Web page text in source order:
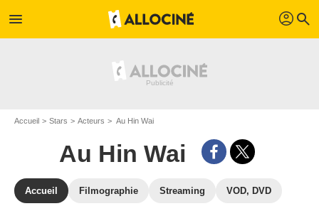
menu profil search
Accueil Stars Acteurs Au Hin Wai
Au Hin Wai
Accueil Filmographie Streaming VOD, DVD